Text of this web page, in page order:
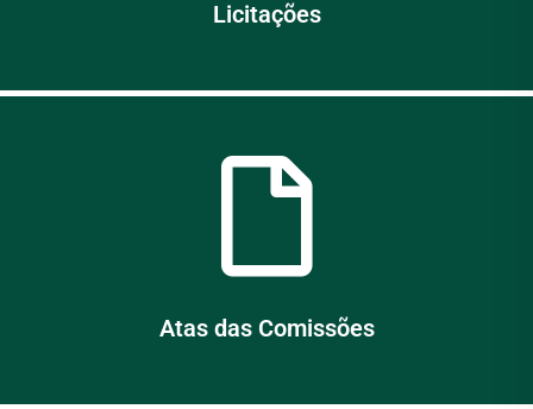
Licitações
Atas das Comissões